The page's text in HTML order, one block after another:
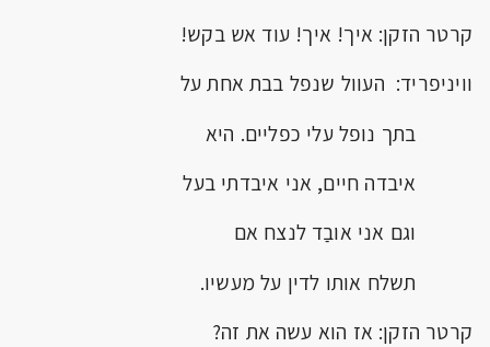
קרטר הזקן: איך! איך! עוד אש בקש!
וויניפריד: העוול שנפל בבת אחת על
בתך נופל עלי כפליים. היא
איבדה חיים, אני איבדתי בעל
וגם אני אובַד לנצח אם
תשלח אותו לדין על מעשיו.
קרטר הזקן: אז הוא עשה את זה?